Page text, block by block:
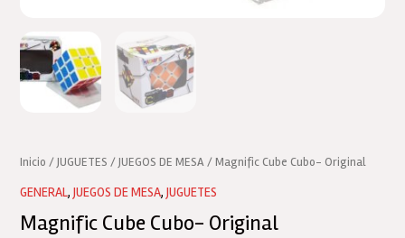
Inicio /JUGUETES /JUEGOS DE MESA/ Magnific Cube Cubo- Original
GENERAL,JUEGOS DE MESA,JUGUETES
Magnific Cube Cubo- Original